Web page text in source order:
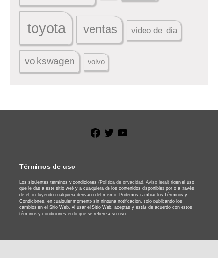
toyota ventas video del dia
volkswagen volvo
Facebook
Twitter
Términos de uso
Los siguientes términos y condiciones (Política de privacidad, Aviso legal) rigen el uso
que le das a este sitio web y a cualquiera de los contenidos disponibles por o a través
de el, incluyendo cualquiera derivado del mismo. Podemos cambiar los Términos y
Condiciones, en cualquier momento sin ninguna notificación, sólo publicando los
cambios en el Sitio Web. Al usar el Sitio Web, aceptas y estás de acuerdo con estos
términos y condiciones en lo que se refiere a su uso.